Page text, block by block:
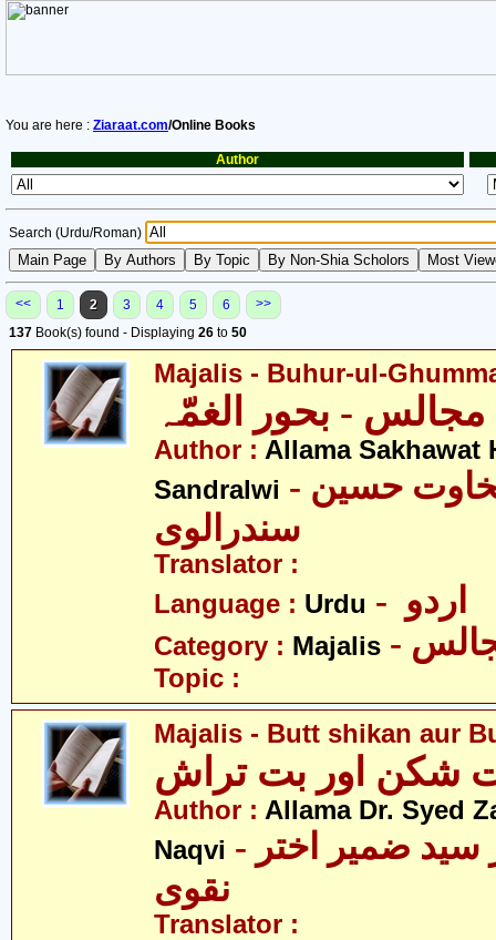
You are here : Ziaraat.com/Online Books
Author
Search (Urdu/Roman)
<< 1 2 3 4 5 6
>>
137 Book(s) found - Displaying 26 to 50
Majalis - Buhur-ul-
مجالس - بحور الغمّہ
Author : Allama Sakhawat
Sandralwi - علامہ سخاوت حسین
سندرالوی
Translator :
Language : Urdu
Category : Majalis
Topic :
Majalis - Butt shikan aur
شکن اور بت تراش
Author : Allama Dr. Syed
Naqvi - علامہ ڈاکٹر سید ضمیر اختر
نقوی
Translator :